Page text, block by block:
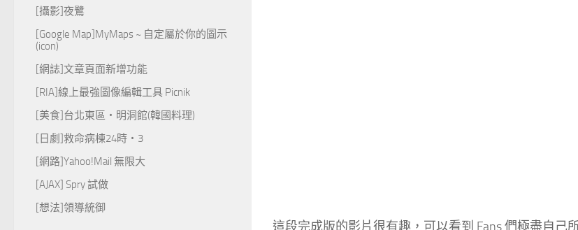
這段完成版的影片很有趣，可以看到 Fans 們極盡自己
[攝影]夜鷺
[Google Map]MyMaps ~ 自定屬於你的圖示
(icon)
[網誌]文章頁面新增功能
[RIA]線上最強圖像編輯工具 Picnik
[美食]台北東區‧明洞館(韓國料理)
[日劇]救命病棟24時‧3
[網路]Yahoo!Mail 無限大
[AJAX] Spry 試做
[想法]領導統御